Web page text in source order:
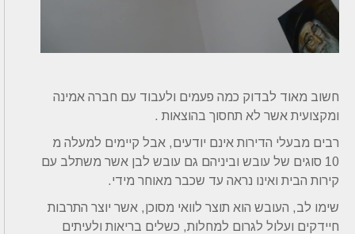
חשוב מאוד לבדוק כמה פעמים ולעבוד עם חברה אמינה
ומקצועית אשר לא תחסוך בהוצאות .
רבים מבעלי הדירות אינם יודעים, אבל קיימים למעלה מ
10 סוגים של עובש וביניהם גם עובש לבן אשר משתלב עם
קירות הבית ואינו נראה עד שכבר מאוחר מידי.
שימו לב, העובש הוא תוצר לוואי מסוכן, אשר יוצר התרבות
חיידקים ועלול לגרום למחלות, כשלים בריאות ולעיתים